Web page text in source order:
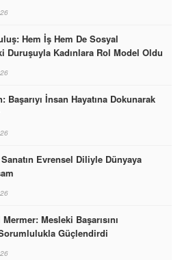
Hem İş Hem De Sosyal
Duruşuyla Kadınlara Rol Model Oldu
Başarıyı İnsan Hayatına Dokunarak
Evrensel Diliyle Dünyaya
Mesleki Başarısını
Güçlendirdi